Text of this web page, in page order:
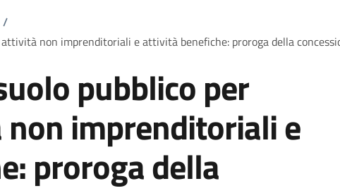
/
non imprenditoriali e attività benefiche: proroga della
pubblico per
imprenditoriali e
proroga della